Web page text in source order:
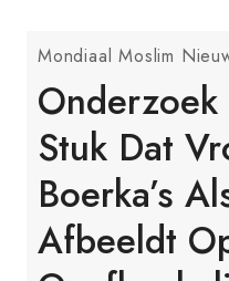
Mondiaal Moslim
Stuk Dat
Boerka’s
Afbeeldt